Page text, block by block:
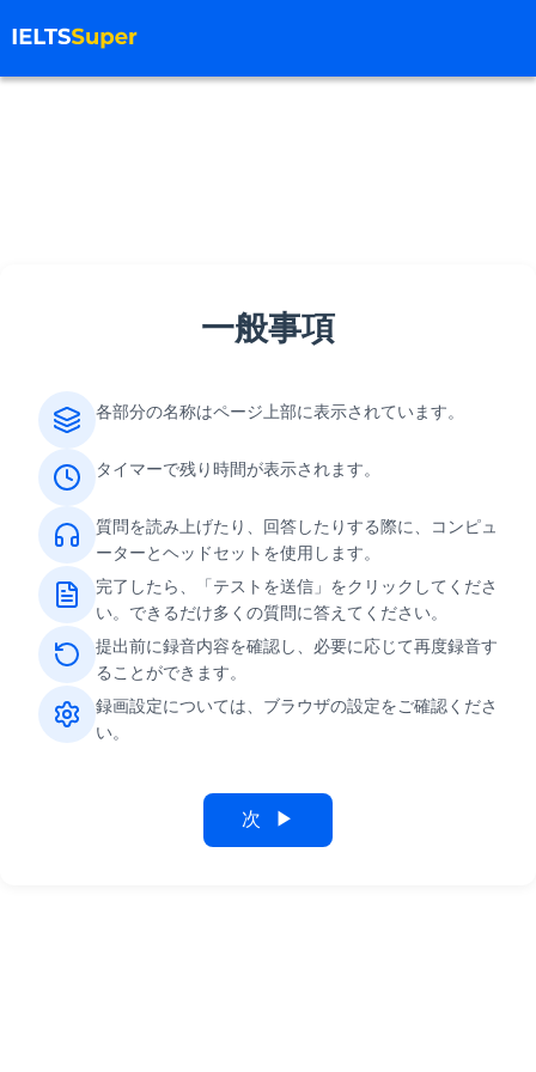
一般事項
各部分の名称はページ上部に表示されています。
タイマーで残り時間が表示されます。
質問を読み上げたり、回答したりする際に、コンピュ
ーターとヘッドセットを使用します。
完了したら、「テストを送信」をクリックしてくださ
い。できるだけ多くの質問に答えてください。
提出前に録音内容を確認し、必要に応じて再度録音す
ることができます。
録画設定については、ブラウザの設定をご確認くださ
い。
次 ▶